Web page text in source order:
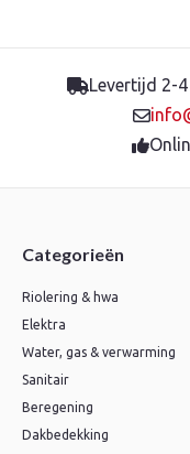
Levertijd 2-
Categorieën
Riolering & hwa
Elektra
Water, gas & verwarming
Sanitair
Beregening
Dakbedekking